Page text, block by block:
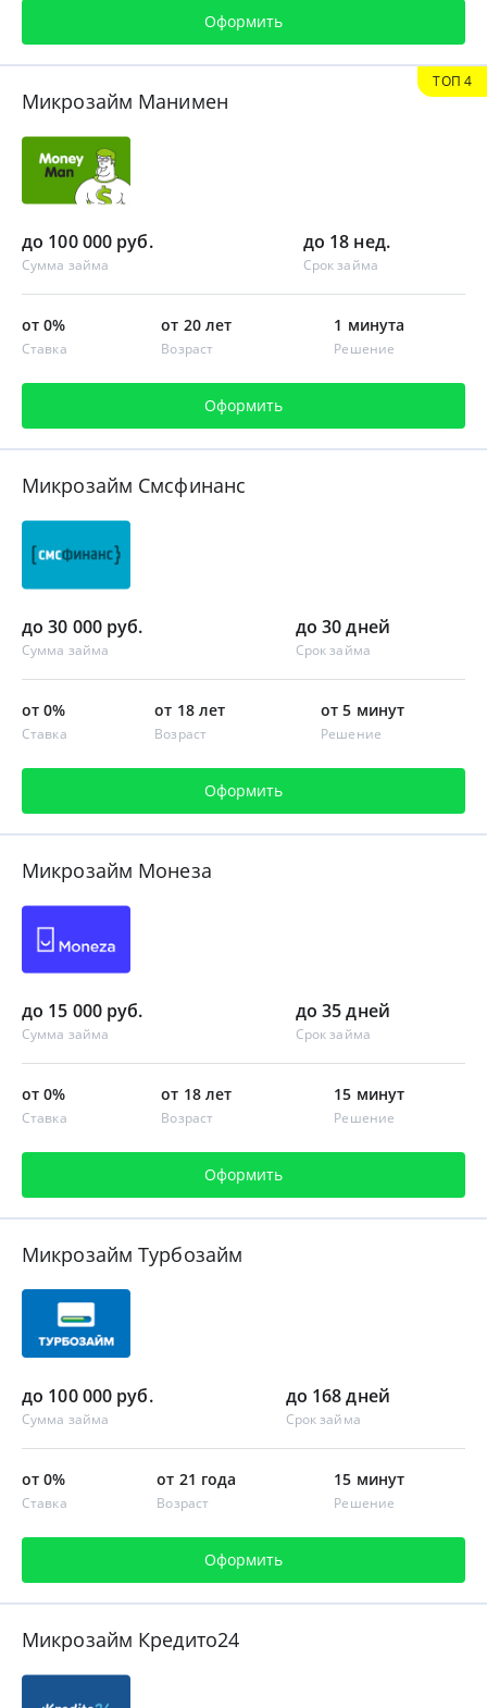
Оформить
Микрозайм Манимен
до 100 000 руб.
Сумма займа
до 18 нед.
Срок займа
от 0%
Ставка
от 20 лет
Возраст
1 минута
Решение
Оформить
ТОП 4
Микрозайм Смсфинанс
до 30 000 руб.
Сумма займа
до 30 дней
Срок займа
от 0%
Ставка
от 18 лет
Возраст
от 5 минут
Решение
Оформить
Микрозайм Монеза
до 15 000 руб.
Сумма займа
до 35 дней
Срок займа
от 0%
Ставка
от 18 лет
Возраст
15 минут
Решение
Оформить
Микрозайм Турбозайм
до 100 000 руб.
Сумма займа
до 168 дней
Срок займа
от 0%
Ставка
от 21 года
Возраст
15 минут
Решение
Оформить
Микрозайм Кредито24